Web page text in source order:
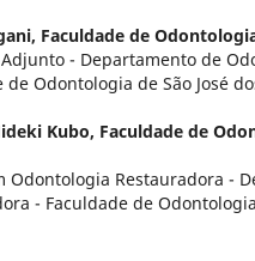
Faculdade de
- Departamento de
de Odontologia de São José
Kubo, Faculdade de
Odontologia Restauradora -
- Faculdade de